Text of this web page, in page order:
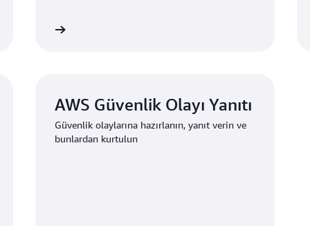
AWS Güvenlik Olayı Yanıtı
Güvenlik olaylarına hazırlanın, yanıt verin ve
bunlardan kurtulun